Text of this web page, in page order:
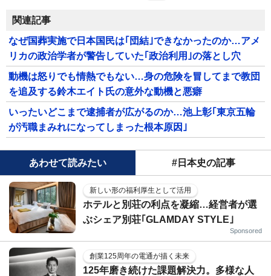
関連記事
なぜ国葬実施で日本国民は｢団結｣できなかったのか…アメ
リカの政治学者が警告していた｢政治利用｣の落とし穴
動機は怒りでも情熱でもない…身の危険を冒してまで教団
を追及する鈴木エイト氏の意外な動機と悪癖
いったいどこまで逮捕者が広がるのか…池上彰｢東京五輪
が汚職まみれになってしまった根本原因｣
あわせて読みたい #日本史の記事
新しい形の福利厚生として活用
ホテルと別荘の利点を凝縮…経営者が選
ぶシェア別荘｢GLAMDAY STYLE｣
Sponsored
創業125周年の電通が描く未来
125年磨き続けた課題解決力。多様な人